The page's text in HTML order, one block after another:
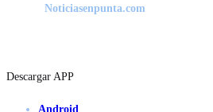
Noticiasenpunta.com
Descargar APP
Android